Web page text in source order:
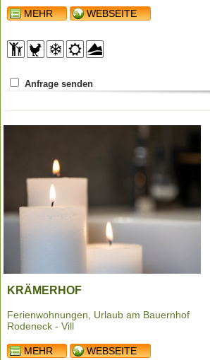
MEHR WEBSEITE
Anfrage senden
KRÄMERHOF
Ferienwohnungen, Urlaub am Bauernhof
Rodeneck - Vill
MEHR WEBSEITE